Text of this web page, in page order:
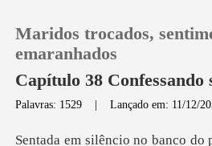
Maridos trocados,
emaranhados
Capítulo 38 Confessando
Palavras: 1529 |Lançado em: 11/12/